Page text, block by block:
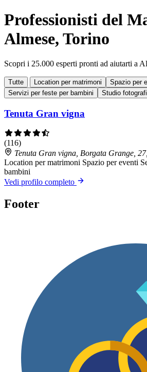
Professionisti del
Almese, Torino
Scopri i 25.000 esperti pronti ad aiutarti a
Tutte Location per matrimoni
Spazio per
Servizi per feste per bambini
Studio
Tenuta Gran vigna
(116)
Tenuta Gran vigna, Borgata Grange,
Location per matrimoni Spazio per eventi
bambini
Vedi profilo completo
Footer